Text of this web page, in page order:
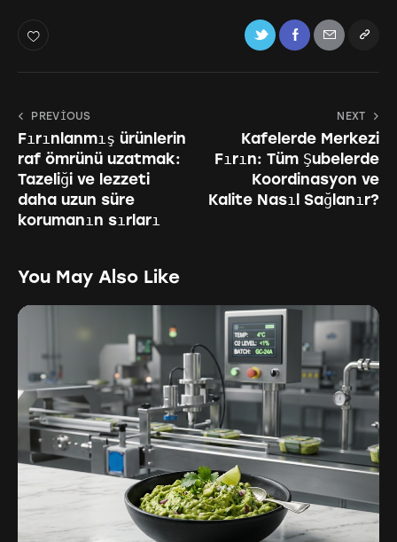
PREVIOUS
Fırınlanmış ürünlerin
raf ömrünü uzatmak:
Tazeliği ve lezzeti
daha uzun süre
korumanın sırları
NEXT
Kafelerde Merkezi
Fırın: Tüm Şubelerde
Koordinasyon ve
Kalite Nasıl Sağlanır?
You May Also Like